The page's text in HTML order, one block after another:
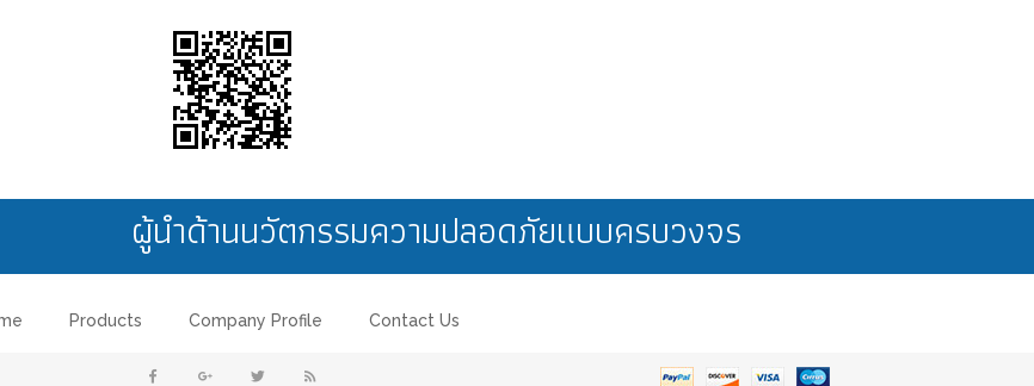
ผู้นำด้านนวัตกรรมความปลอดภัยแบบครบวงจร
Products Company Profile Contact Us